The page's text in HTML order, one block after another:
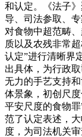
和认定。《法子
导、司法参取、
对食物中超范畴
质以及农残非常
认定”进行清晰界
出具体，为行政
无力的手艺支持
体景象，初创尺
平安尺度的食物
范了认定表述，
度，为司法机关